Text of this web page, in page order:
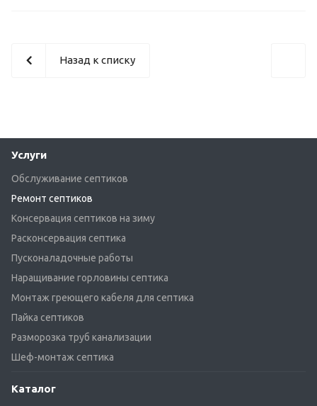
Назад к списку
Услуги
Обслуживание септиков
Ремонт септиков
Консервация септиков на зиму
Расконсервация септика
Пусконаладочные работы
Наращивание горловины септика
Монтаж греющего кабеля для септика
Пайка септиков
Разморозка труб канализации
Шеф-монтаж септика
Каталог